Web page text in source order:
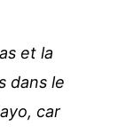
et la
dans le
car